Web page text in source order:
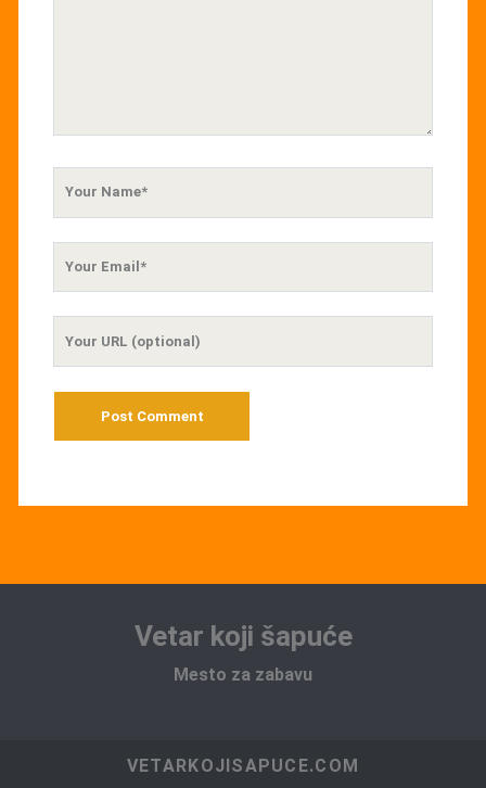
Vetar koji šapuće
Mesto za zabavu
VETARKOJISAPUCE.COM